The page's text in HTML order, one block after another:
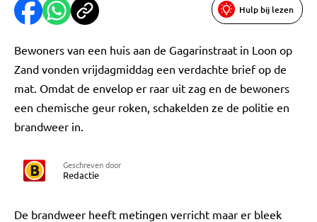
Hulp bij lezen
Bewoners van een huis aan de Gagarinstraat in Loon op
Zand vonden vrijdagmiddag een verdachte brief op de
mat. Omdat de envelop er raar uit zag en de bewoners
een chemische geur roken, schakelden ze de politie en
brandweer in.
Geschreven door
Redactie
De brandweer heeft metingen verricht maar er bleek